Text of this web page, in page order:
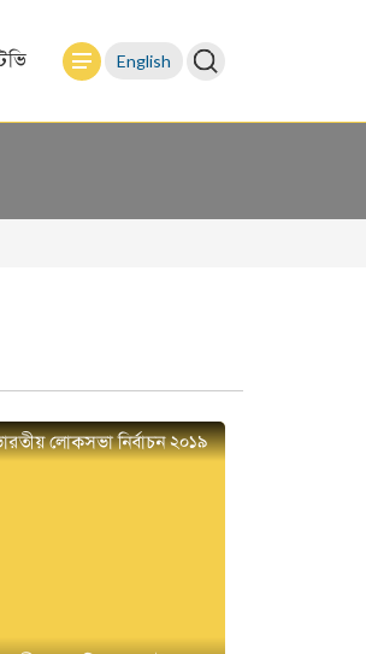
English
লোকসভা নির্বাচন ২০১৯